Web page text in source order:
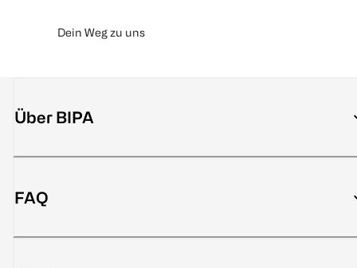
Dein Weg zu uns
Über BIPA
FAQ